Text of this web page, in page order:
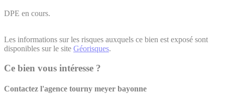
DPE en cours.
Les informations sur les risques auxquels ce bien est exposé sont
disponibles sur le site Géorisques.
Ce bien vous intéresse ?
Contactez l'agence tourny meyer bayonne